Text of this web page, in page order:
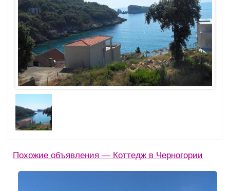
Похожие объявления — Коттедж в Черногории